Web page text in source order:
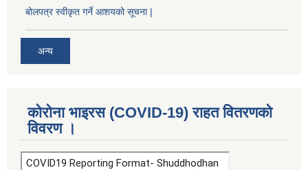
बोलपत्र स्वीकृत गर्ने आशयको सूचना |
अन्य
कोरोना भाइरस (COVID-19) राहत वितरणको
विवरण ।